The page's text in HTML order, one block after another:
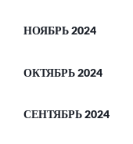
НОЯБРЬ 2024
ОКТЯБРЬ 2024
СЕНТЯБРЬ 2024